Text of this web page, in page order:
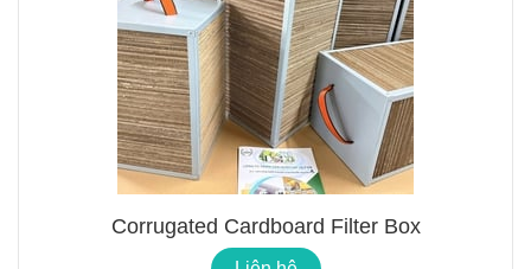
Corrugated Cardboard Filter Box